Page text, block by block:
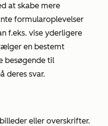
at skabe mere
formularoplevelser
f.eks. vise yderligere
en bestemt
besøgende til
deres svar.
eller overskrifter.